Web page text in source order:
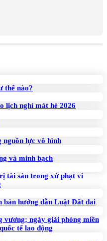
thế nào?
lịch nghỉ mát hè 2026
lực vô hình
và minh bạch
tài sản trong xử phạt vi
bản hướng dẫn Luật Đất đai
vương; ngày giải phóng miền
tế lao động